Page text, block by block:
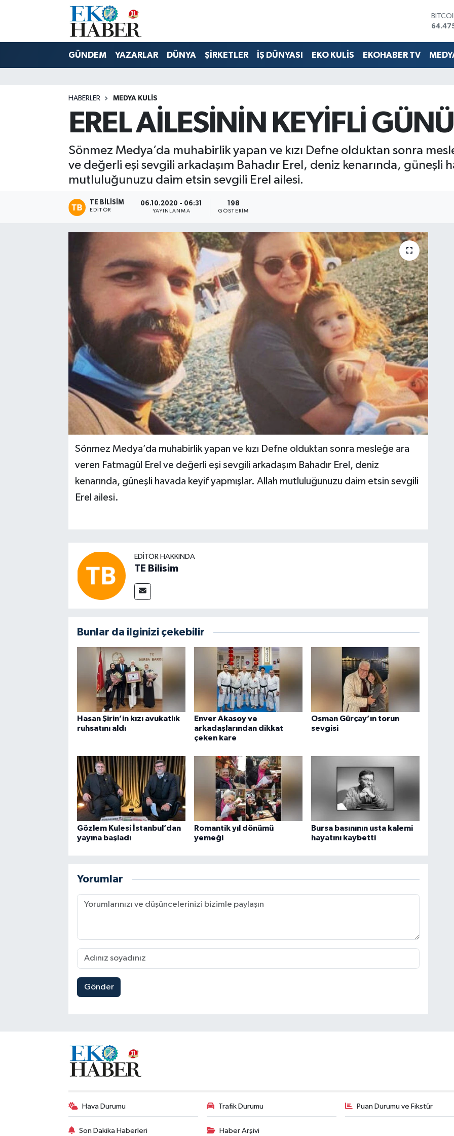
GÜNDEM YAZARLAR DÜNYA ŞİRKETLER İŞ DÜNYASI EKO KULİS EKOHABER TV
HABERLER MEDYA KULIS
EREL AİLESİNİN KEYİFLİ GÜNÜ
Sönmez Medya’da muhabirlik yapan ve kızı Defne olduktan sonra
ve değerli eşi sevgili arkadaşım Bahadır Erel, deniz kenarında, güneşli
mutluluğunuzu daim etsin sevgili Erel ailesi.
TE BILISIM
EDITÖR
06.10.2020 - 06:31
YAYINLANMA
198
GÖSTERIM
Sönmez Medya’da muhabirlik yapan ve kızı Defne olduktan sonra mesleğe ara
veren Fatmagül Erel ve değerli eşi sevgili arkadaşım Bahadır Erel, deniz
kenarında, güneşli havada keyif yapmışlar. Allah mutluluğunuzu daim etsin sevgili
Erel ailesi.
EDITÖR HAKKINDA
TE Bilisim
Bunlar da ilginizi çekebilir
Hasan Şirin’in kızı avukatlık
ruhsatını aldı
Enver Akasoy ve
arkadaşlarından dikkat
çeken kare
Osman Gürçay’ın torun
sevgisi
Gözlem Kulesi İstanbul’dan
yayına başladı
Romantik yıl dönümü
yemeği
Bursa basınının usta kalemi
hayatını kaybetti
Yorumlar
Gönder
Hava Durumu Trafik Durumu Puan Durumu ve Fikstür
Son Dakika Haberleri Haber Arşivi
Hava Durumu
Tüm Manşetler
Haber Arşivi